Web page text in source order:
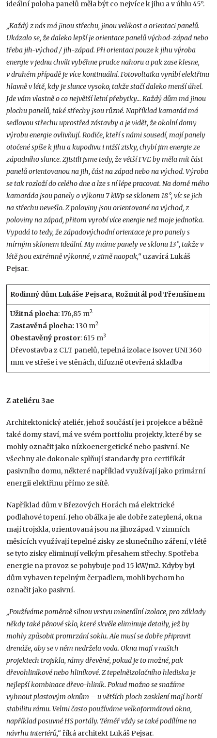
ideální poloha panelů měla být co nejvíce k jihu a v úhlu 45°.
„Každý z nás má jinou střechu, jinou velikost a orientaci panelů.
Ukázalo se, že daleko lepší je orientace panelů východ-západ nebo
třeba jih-východ / jih-západ. Při orientaci pouze k jihu výroba
energie v jednu chvíli vyběhne prudce nahoru a pak zase klesne,
v druhém případě je více kontinuální. Fotovoltaika vyrábí elektřinu
hlavně v létě, kdy je slunce vysoko, takže stačí daleko menší úhel.
Jde vám vlastně o co největší letní přebytky… Každý dům má jinou
plochu panelů, také střechy jsou různé. Například kamarád má
sedlovou střechu uprostřed zástavby a je vidět, že okolní domy
výrobu energie ovlivňují. Rodiče, kteří s námi sousedí, mají panely
otočené spíše k jihu a kupodivu i nižší zisky, chybí jim energie ze
západního slunce. Zjistili jsme tedy, že větší FVE by měla mít část
panelů orientovanou na jih, část na západ nebo na východ. Výroba
se tak rozloží do celého dne a lze s ní lépe pracovat. Na domě mého
kamaráda jsou panely o výkonu 7 kWp se sklonem 18 °, víc se jich
na střechu nevešlo. Z poloviny jsou orientované na východ, z
poloviny na západ, přitom vyrobí více energie než moje jednotka.
Vypadá to tedy, že západovýchodní orientace je pro panely s
mírným sklonem ideální. My máme panely ve sklonu 13 °, takže v
létě jsou extrémně výkonné, v zimě naopak,“uzavírá Lukáš
Pejsar.
Rodinný dům Lukáše Pejsara, Rožmitál pod Třemšínem
Užitná plocha: 176,85 m2
Zastavěná plocha: 130 m2
Obestavěný prostor: 615 m3
Dřevostavba z CLT panelů, tepelná izolace Isover UNI 360
mm ve střeše i ve stěnách, difuzně otevřená skladba
Z ateliéru 3ae
Architektonický ateliér, jehož součástí je i projekce a běžně
také domy staví, má ve svém portfoliu projekty, které by se
mohly označit jako nízkoenergetické nebo pasivní. Ne
všechny ale dokonale splňují standardy pro certifikát
pasivního domu, některé například využívají jako primární
energii elektřinu přímo ze sítě.
Například dům v Březových Horách má elektrické
podlahové topení. Jeho obálka je ale dobře zateplená, okna
mají trojskla, orientovaná jsou na jihozápad. V zimních
měsících využívají tepelné zisky ze slunečního záření, v létě
se tyto zisky eliminují velkým přesahem střechy. Spotřeba
energie na provoz se pohybuje pod 15 kW/m2. Kdyby byl
dům vybaven tepelným čerpadlem, mohli bychom ho
označit jako pasivní.
„Používáme poměrně silnou vrstvu minerální izolace, pro základy
někdy také pěnové sklo, které skvěle eliminuje detaily, jež by
mohly způsobit promrzání soklu. Ale musí se dobře připravit
drenáže, aby se v něm nedržela voda. Okna mají v našich
projektech trojskla, rámy dřevěné, pokud je to možné, pak
dřevohliníkové nebo hliníkové. Z tepelněizolačního hlediska je
nejlepší kombinace dřevo-hliník. Pokud možno se snažíme
vyhnout plastovým oknům – u větších ploch zasklení mají horší
stabilitu rámu. Velmi často používáme velkoformátová okna,
například posuvné HS portály. Téměř vždy se také podílíme na
návrhu interiérů,“říká architekt Lukáš Pejsar.